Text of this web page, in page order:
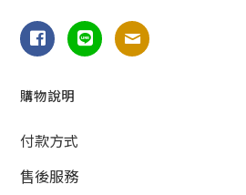
購物說明
付款方式
售後服務